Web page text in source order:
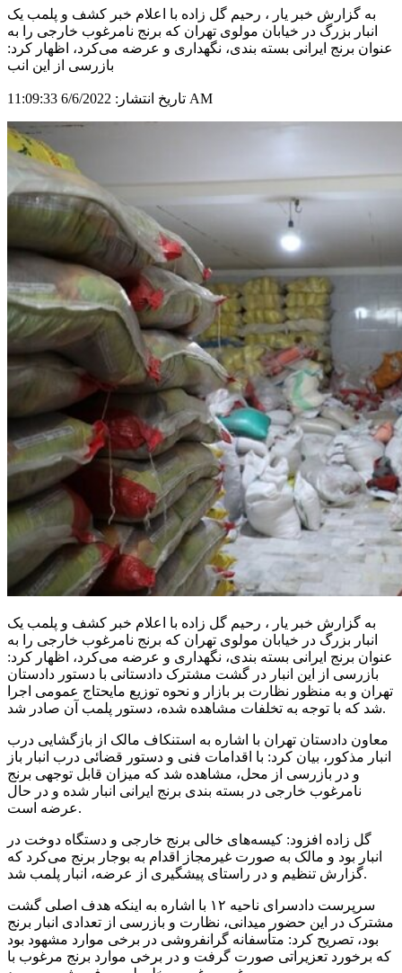
به گزارش خبر یار ، رحیم گل زاده با اعلام خبر کشف و پلمب یک
انبار بزرگ در خیابان مولوی تهران که برنج نامرغوب خارجی را به
عنوان برنج ایرانی بسته بندی، نگهداری و عرضه می‌کرد، اظهار کرد:
بازرسی از این انب
تاریخ انتشار: 6/6/2022 11:09:33 AM
به گزارش خبر یار ، رحیم گل زاده با اعلام خبر کشف و پلمب یک
انبار بزرگ در خیابان مولوی تهران که برنج نامرغوب خارجی را به
عنوان برنج ایرانی بسته بندی، نگهداری و عرضه می‌کرد، اظهار کرد:
بازرسی از این انبار در گشت مشترک دادستانی با دستور دادستان
تهران و به منظور نظارت بر بازار و نحوه توزیع مایحتاج عمومی اجرا
شد که با توجه به تخلفات مشاهده شده، دستور پلمب آن صادر شد.
معاون دادستان تهران با اشاره به استنکاف مالک از بازگشایی درب
انبار مذکور، بیان کرد: با اقدامات فنی و دستور قضائی درب انبار باز
و در بازرسی از محل، مشاهده شد که میزان قابل توجهی برنج
نامرغوب خارجی در بسته بندی برنج ایرانی انبار شده و در حال
عرضه است.
گل زاده افزود: کیسه‌های خالی برنج خارجی و دستگاه دوخت در
انبار بود و مالک به صورت غیرمجاز اقدام به بوجار برنج می‌کرد که
گزارش تنظیم و در راستای پیشگیری از عرضه، انبار پلمب شد.
سرپرست دادسرای ناحیه ۱۲ با اشاره به اینکه هدف اصلی گشت
مشترک در این حضور میدانی، نظارت و بازرسی از تعدادی انبار برنج
بود، تصریح کرد: متأسفانه گرانفروشی در برخی موارد مشهود بود
که برخورد تعزیراتی صورت گرفت و در برخی موارد برنج مرغوب با